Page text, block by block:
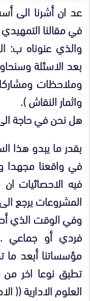
عد ان أشرنا الى
في مقالنا
والذي عنوناه ب:
بعد الاسئلة
وملاحظات
واثمار النقاش ).
هل نحن في حاجة
بقدر ما يبدو هذا
في واقعنا مجهدا
المشروعات يرجع
وفي الوقت الذي
فردي أو جماعي
مؤسساتنا أبعد ما
تطبق نوعا اخر
العلوم الادارية ((